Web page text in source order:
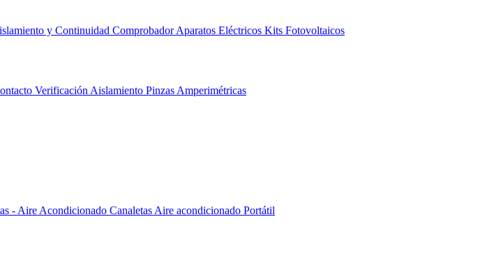
y Continuidad Comprobador Aparatos Eléctricos Kits Fotovoltaicos
Verificación Aislamiento Pinzas Amperimétricas
- Aire Acondicionado Canaletas Aire acondicionado Portátil